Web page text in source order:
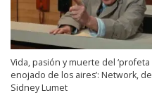
Vida, pasión y muerte del ‘profeta
enojado de los aires’: Network, de
Sidney Lumet